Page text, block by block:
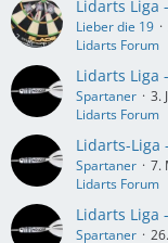
Lidarts Liga
Lieber die 19
Lidarts Forum
Lidarts Liga
Spartaner
3.
Lidarts Forum
Lidarts-Liga
Spartaner
7.
Lidarts Forum
Lidarts Liga
Spartaner